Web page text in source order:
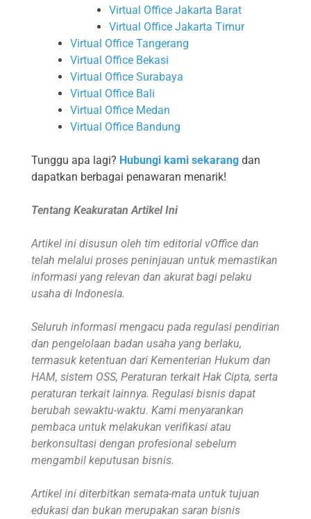
Virtual Office Jakarta Barat
Virtual Office Jakarta Timur
Virtual Office Tangerang
Virtual Office Bekasi
Virtual Office Surabaya
Virtual Office Bali
Virtual Office Medan
Virtual Office Bandung
Tunggu apa lagi? Hubungi kami sekarang dan
dapatkan berbagai penawaran menarik!
Tentang Keakuratan Artikel Ini
Artikel ini disusun oleh tim editorial vOffice dan
telah melalui proses peninjauan untuk memastikan
informasi yang relevan dan akurat bagi pelaku
usaha di Indonesia.
Seluruh informasi mengacu pada regulasi pendirian
dan pengelolaan badan usaha yang berlaku,
termasuk ketentuan dari Kementerian Hukum dan
HAM, sistem OSS, Peraturan terkait Hak Cipta, serta
peraturan terkait lainnya. Regulasi bisnis dapat
berubah sewaktu-waktu. Kami menyarankan
pembaca untuk melakukan verifikasi atau
berkonsultasi dengan profesional sebelum
mengambil keputusan bisnis.
Artikel ini diterbitkan semata-mata untuk tujuan
edukasi dan bukan merupakan saran bisnis